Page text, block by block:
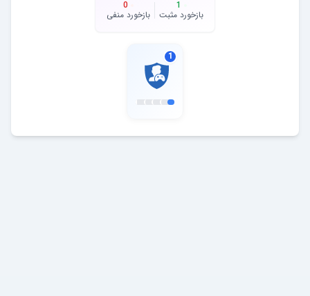
1
بازخورد مثبت
0
بازخورد منفی
1